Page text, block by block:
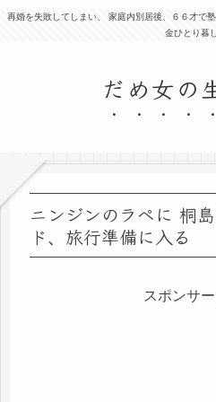
再婚を失敗してしまい、 家庭内別居後、６６才で
金ひとり暮
だめ女の
ニンジンのラペに 桐
ド、旅行準備に入る
スポンサ